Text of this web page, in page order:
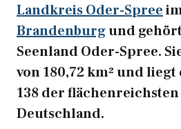
Landkreis Oder-Spree
Brandenburgund
Seenland Oder-Spree.
von 180,72 km² und
138 der
Deutschland.